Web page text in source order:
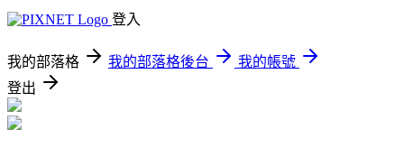
登入
我的部落格 我的部落格後台
我的帳號
登出